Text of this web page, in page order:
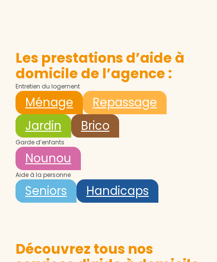
Les prestations d’aide à
domicile de l’agence :
Entretien du logement
Ménage
Repassage
Jardin
Brico
Garde d’enfants
Nounou
Aide à la personne
Seniors Handicaps
Découvrez tous nos